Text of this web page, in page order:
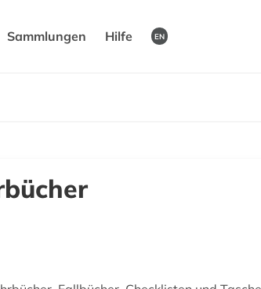
Sammlungen Hilfe EN